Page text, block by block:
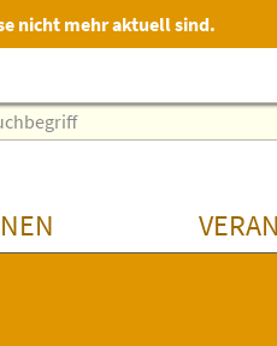
nicht mehr aktuell sind.